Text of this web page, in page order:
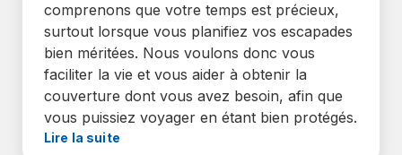
comprenons que votre temps est précieux,
surtout lorsque vous planifiez vos escapades
bien méritées. Nous voulons donc vous
faciliter la vie et vous aider à obtenir la
couverture dont vous avez besoin, afin que
vous puissiez voyager en étant bien protégés.
Lire la suite